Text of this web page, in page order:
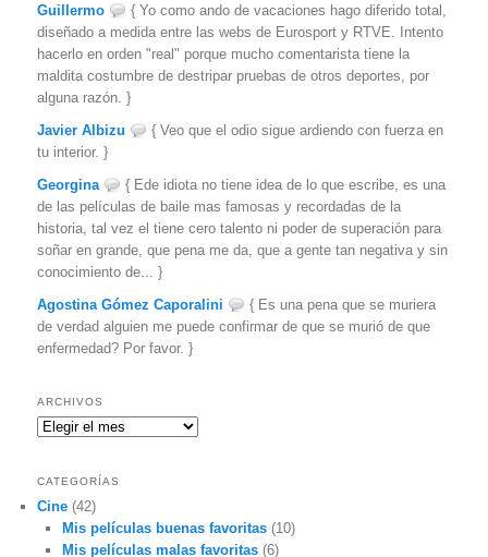
Guillermo
{ Yo como ando de vacaciones hago diferido total,
diseñado a medida entre las webs de Eurosport y RTVE. Intento
hacerlo en orden "real" porque mucho comentarista tiene la
maldita costumbre de destripar pruebas de otros deportes, por
alguna razón. }
Javier Albizu
{ Veo que el odio sigue ardiendo con fuerza en
tu interior. }
Georgina
{ Ede idiota no tiene idea de lo que escribe, es una
de las películas de baile mas famosas y recordadas de la
historia, tal vez el tiene cero talento ni poder de superación para
soñar en grande, que pena me da, que a gente tan negativa y sin
conocimiento de... }
Agostina Gómez Caporalini
{ Es una pena que se muriera
de verdad alguien me puede confirmar de que se murió de que
enfermedad? Por favor. }
ARCHIVOS
Archivos
CATEGORÍAS
Cine (42)
Mis películas buenas favoritas(10)
Mis películas malas favoritas(6)